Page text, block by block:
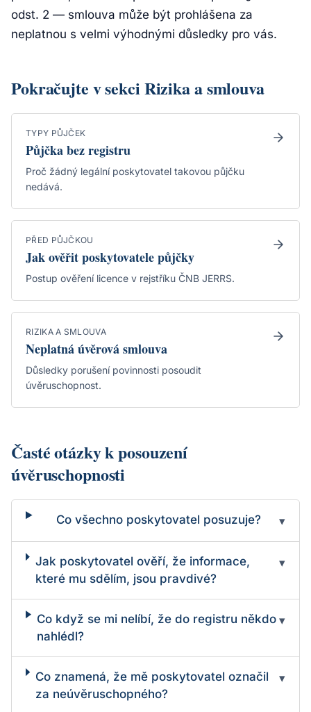
odst. 2 — smlouva může být prohlášena za
neplatnou s velmi výhodnými důsledky pro vás.
Pokračujte v sekci Rizika a smlouva
TYPY PŮJČEK
Půjčka bez registru
Proč žádný legální poskytovatel takovou půjčku
nedává.
PŘED PŮJČKOU
Jak ověřit poskytovatele půjčky
Postup ověření licence v rejstříku ČNB JERRS.
RIZIKA A SMLOUVA
Neplatná úvěrová smlouva
Důsledky porušení povinnosti posoudit
úvěruschopnost.
Časté otázky k posouzení
úvěruschopnosti
Co všechno poskytovatel posuzuje? ▾
Jak poskytovatel ověří, že informace,
které mu sdělím, jsou pravdivé?
▾
Co když se mi nelíbí, že do registru někdo
nahlédl?
▾
Co znamená, že mě poskytovatel označil
za neúvěruschopného?
▾